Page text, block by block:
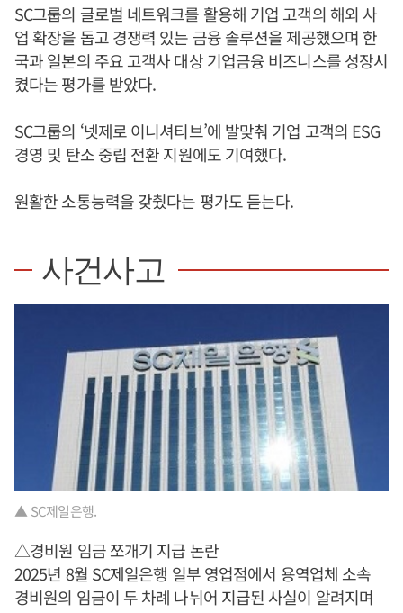
SC그룹의 글로벌 네트워크를 활용해 기업 고객의 해외 사
업 확장을 돕고 경쟁력 있는 금융 솔루션을 제공했으며 한
국과 일본의 주요 고객사 대상 기업금융 비즈니스를 성장시
켰다는 평가를 받았다.
SC그룹의 ‘넷제로 이니셔티브’에 발맞춰 기업 고객의 ESG
경영 및 탄소 중립 전환 지원에도 기여했다.
원활한 소통능력을 갖췄다는 평가도 듣는다.
사건사고
▲ SC제일은행.
△경비원 임금 쪼개기 지급 논란
2025년 8월 SC제일은행 일부 영업점에서 용역업체 소속
경비원의 임금이 두 차례 나뉘어 지급된 사실이 알려지며